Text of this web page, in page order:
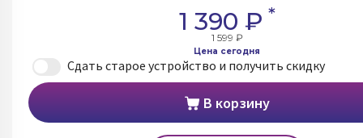
1 390 ₽ *
1 599 ₽
Цена сегодня
Сдать старое устройство и получить скидку
В корзину